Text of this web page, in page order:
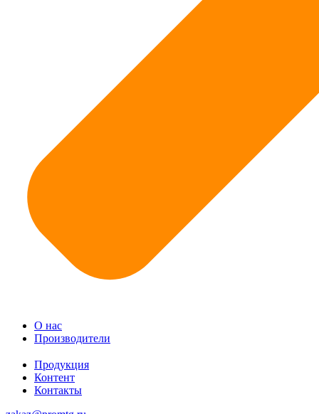
О нас
Производители
Продукция
Контент
Контакты